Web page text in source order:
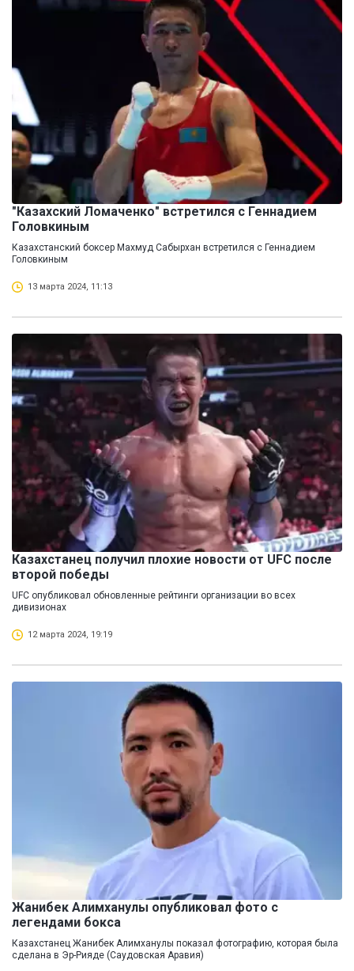
"Казахский Ломаченко" встретился с Геннадием
Головкиным
Казахстанский боксер Махмуд Сабырхан встретился с Геннадием
Головкиным
13 марта 2024, 11:13
Казахстанец получил плохие новости от UFC после
второй победы
UFC опубликовал обновленные рейтинги организации во всех
дивизионах
12 марта 2024, 19:19
Жанибек Алимханулы опубликовал фото с
легендами бокса
Казахстанец Жанибек Алимханулы показал фотографию, которая была
сделана в Эр-Рияде (Саудовская Аравия)